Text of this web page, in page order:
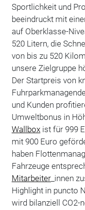
Sportlichkeit und
beeindruckt mit
auf Oberklasse-
520 Litern, die
von bis zu 520
unsere Zielgruppe
Der Startpreis von
und Kunden
Umweltbonus in
Wallboxist für 999
mit 900 Euro
haben
Fahrzeuge
Mitarbeiter_innen
Highlight in puncto
wird bilanziell CO2-